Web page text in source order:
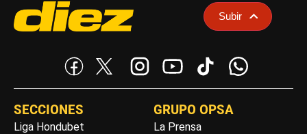
Subir
SECCIONES
Liga Hondubet
GRUPO OPSA
La Prensa